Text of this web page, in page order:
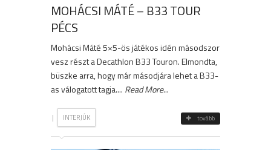
MOHÁCSI MÁTÉ – B33 TOUR
PÉCS
Mohácsi Máté 5×5-ös játékos idén másodszor
vesz részt a Decathlon B33 Touron. Elmondta,
büszke arra, hogy már másodjára lehet a B33-
as válogatott tagja.... Read More...
| INTERJÚK tovább